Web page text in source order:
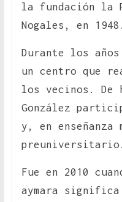
la fundación la
Nogales, en 1948.
Durante los años
un centro que
los vecinos. De
González
y, en
preuniversitario.
Fue en 2010
aymara